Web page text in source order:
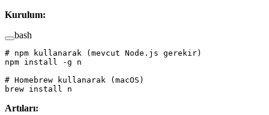
Kurulum:
bash
# npm kullanarak (mevcut Node.js gerekir)
npm install -g n
# Homebrew kullanarak (macOS)
brew install n
Artıları: